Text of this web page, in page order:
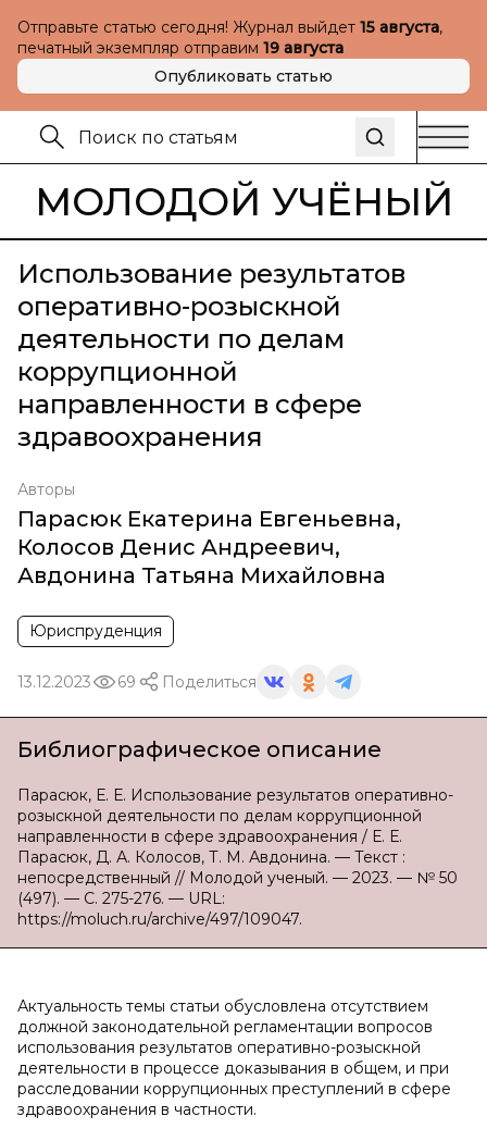
Отправьте статью сегодня! Журнал выйдет 15 августа,
печатный экземпляр отправим 19 августа
Опубликовать статью
МОЛОДОЙ УЧЁНЫЙ
Использование результатов
оперативно-розыскной
деятельности по делам
коррупционной
направленности в сфере
здравоохранения
Авторы
Парасюк Екатерина Евгеньевна,
Колосов Денис Андреевич,
Авдонина Татьяна Михайловна
Юриспруденция
13.12.2023 69 Поделиться
Библиографическое описание
Парасюк, Е. Е. Использование результатов оперативно-
розыскной деятельности по делам коррупционной
направленности в сфере здравоохранения / Е. Е.
Парасюк, Д. А. Колосов, Т. М. Авдонина. — Текст :
непосредственный // Молодой ученый. — 2023. — № 50
(497). — С. 275-276. — URL:
https://moluch.ru/archive/497/109047.
Актуальность темы статьи обусловлена отсутствием
должной законодательной регламентации вопросов
использования результатов оперативно-розыскной
деятельности в процессе доказывания в общем, и при
расследовании коррупционных преступлений в сфере
здравоохранения в частности.